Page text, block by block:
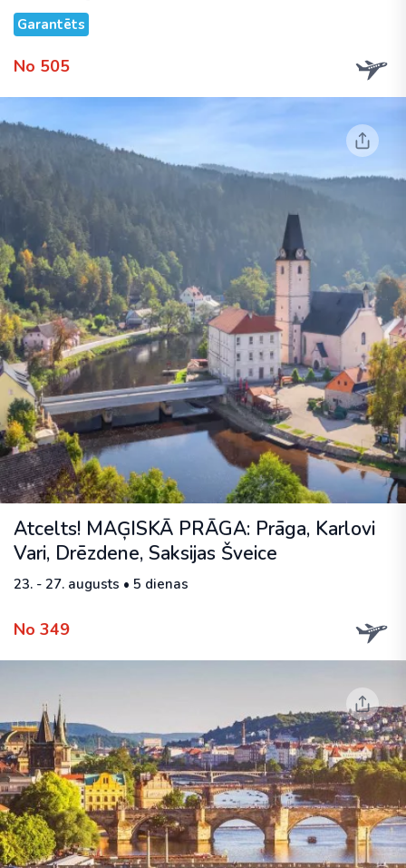
Garantēts
No 505
Atcelts! MAĢISKĀ PRĀGA: Prāga, Karlovi
Vari, Drēzdene, Saksijas Šveice
23. - 27. augusts • 5 dienas
No 349